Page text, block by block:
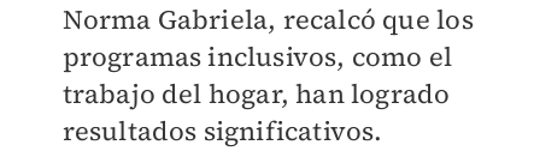
Norma Gabriela, recalcó que los
programas inclusivos, como el
trabajo del hogar, han logrado
resultados significativos.